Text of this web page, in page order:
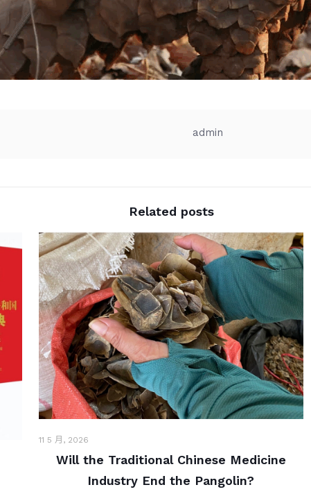
admin
Related posts
11 5 月, 2026
Will the Traditional Chinese Medicine
Industry End the Pangolin?